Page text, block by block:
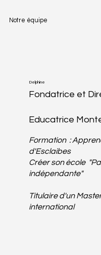
Notre équipe
Delphine
Fondatrice et
Educatrice
Formation :
d'Esclaibes
Créer son école
indépendante"
Titulaire d'un
international